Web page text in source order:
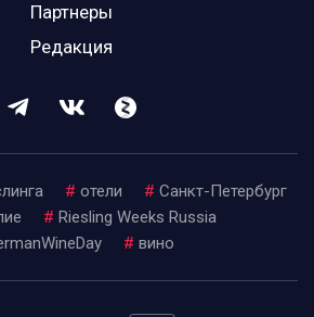
Партнеры
Редакция
# отели # Санкт-Петербург
# Riesling Weeks Russia
# вино